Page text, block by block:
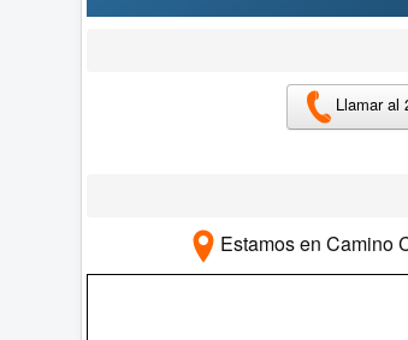
Llamar al
Estamos en Camino